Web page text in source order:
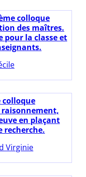
colloque
des maîtres.
pour la classe et
colloque
raisonnement,
en plaçant
recherche.
Virginie